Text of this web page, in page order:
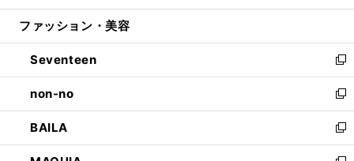
開
ウ
開
く
ン
ウ
で
開
く
ウ
ン
ド
ウ
で
開
く
ファッション・美容
Seventeen
新
し
い
ウ
ィ
ン
non-no
新
し
い
ウ
BAILA
新
し